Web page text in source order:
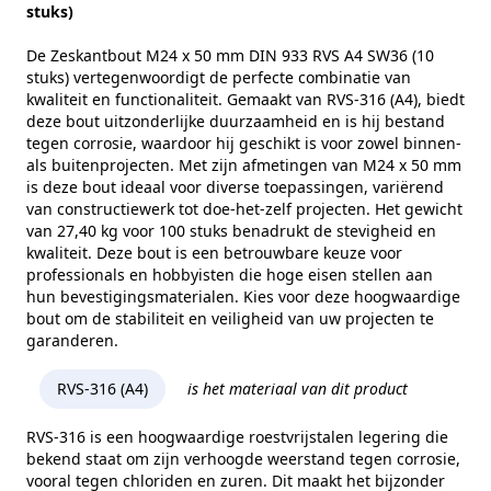
Sterkteklasse
Kopvorm
Zeskantkop
Alternatieve norm
ISO 4017
Maat (e)
39,98 mm
Kophoogte (k)
15 mm
Gewicht per 100 stuks
27,40 kg
Aandrijving
Buitenzeskant
Draadtype
Metrisch
Inhoud verpakking
10
stuks)
De Zeskantbout M24 x 50 mm DIN 933 RVS A4 SW36 (10
stuks) vertegenwoordigt de perfecte combinatie van
kwaliteit en functionaliteit. Gemaakt van RVS-316 (A4), biedt
deze bout uitzonderlijke duurzaamheid en is hij bestand
tegen corrosie, waardoor hij geschikt is voor zowel binnen-
als buitenprojecten. Met zijn afmetingen van M24 x 50 mm
is deze bout ideaal voor diverse toepassingen, variërend
van constructiewerk tot doe-het-zelf projecten. Het gewicht
van 27,40 kg voor 100 stuks benadrukt de stevigheid en
kwaliteit. Deze bout is een betrouwbare keuze voor
professionals en hobbyisten die hoge eisen stellen aan
hun bevestigingsmaterialen. Kies voor deze hoogwaardige
bout om de stabiliteit en veiligheid van uw projecten te
garanderen.
RVS-316 (A4) is het materiaal van dit product
RVS-316 is een hoogwaardige roestvrijstalen legering die
bekend staat om zijn verhoogde weerstand tegen corrosie,
vooral tegen chloriden en zuren. Dit maakt het bijzonder